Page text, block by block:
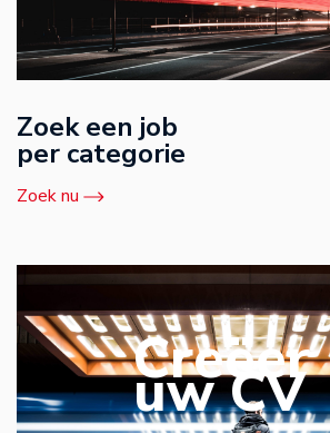
Zoek een job
per categorie
Zoek nu
Creëer
uw CV